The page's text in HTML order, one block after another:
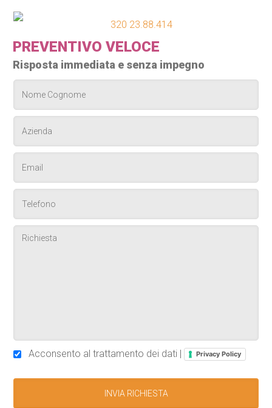
320 23.88.414
PREVENTIVO VELOCE
Risposta immediata e senza impegno
Acconsento al trattamento dei dati | Privacy Policy